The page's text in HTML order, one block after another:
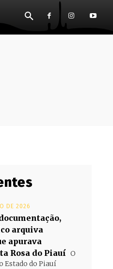
DE 2026
arquiva
apurava
Rosa do Piauí O
Estado do Piauí